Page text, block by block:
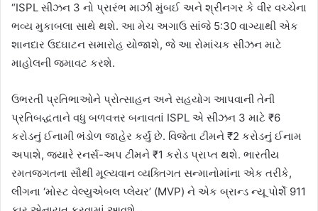
“ISPL સીઝન 3 નો પ્રારંભ માઝી મુંબઈ અને શ્રીનગર કે વીર વચ્ચેના
ભવ્ય મુકાબલા સાથે થશે. આ મેચ અગાઉ સાંજે 5:30 વાગ્યાથી એક
શાનદાર ઉદઘાટન સમારોહ યોજાશે, જે આ રોમાંચક સીઝન માટે
માહોલની જમાવટ કરશે.
ઉભરતી પ્રતિભાઓને પ્રોત્સાહન અને સહયોગ આપવાની તેની
પ્રતિબદ્ધતાને વધુ બળવત્તર બનાવતાં ISPL એ સીઝન 3 માટે ₹6
કરોડનું ઈનામી ભંડોળ જાહેર કર્યું છે. વિજેતા ટીમને ₹2 કરોડનું ઈનામ
અપાશે, જ્યારે રનર્સ-અપ ટીમને ₹1 કરોડ પ્રાપ્ત થશે. ભારતીય
રમતજગતના સૌથી મૂલ્યવાન વ્યક્તિગત સન્માનોમાંના એક તરીકે,
લીગના ‘મોસ્ટ વેલ્યુએબલ પ્લેયર’ (MVP) ને એક બ્રાન્ડ ન્યૂ પોર્શે 911